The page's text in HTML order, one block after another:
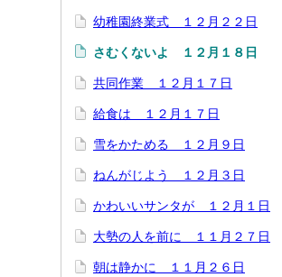
幼稚園終業式 １２月２２日
さむくないよ １２月１８日
共同作業 １２月１７日
給食は １２月１７日
雪をかためる １２月９日
ねんがじよう １２月３日
かわいいサンタが １２月１日
大勢の人を前に １１月２７日
朝は静かに １１月２６日